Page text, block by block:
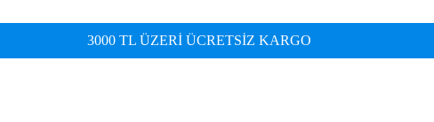
3000 TL ÜZERİ ÜCRETSİZ KARGO